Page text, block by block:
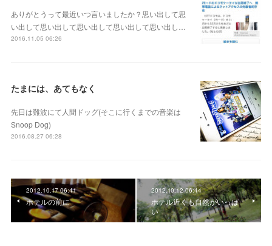
ありがとうって最近いつ言いましたか？思い出して思
い出して思い出して思い出して思い出して思い出し…
2016.11.05 06:26
たまには、あてもなく
先日は難波にて人間ドッグ(そこに行くまでの音楽は
Snoop Dog)
2016.08.27 06:28
2012.10.17 06:41
ホテルの前に
2012.10.12 06:44
ホテル近くも自然がいっぱ
い